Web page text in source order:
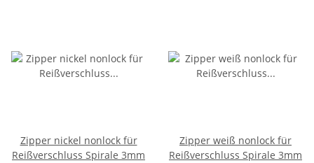
Zipper nickel nonlock für
Reißverschluss Spirale 3mm
Zipper weiß nonlock für
Reißverschluss Spirale 3mm